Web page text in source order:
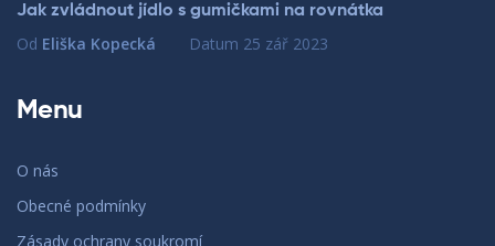
Jak zvládnout jídlo s gumičkami na rovnátka
Od Eliška Kopecká Datum 25 zář 2023
Menu
O nás
Obecné podmínky
Zásady ochrany soukromí